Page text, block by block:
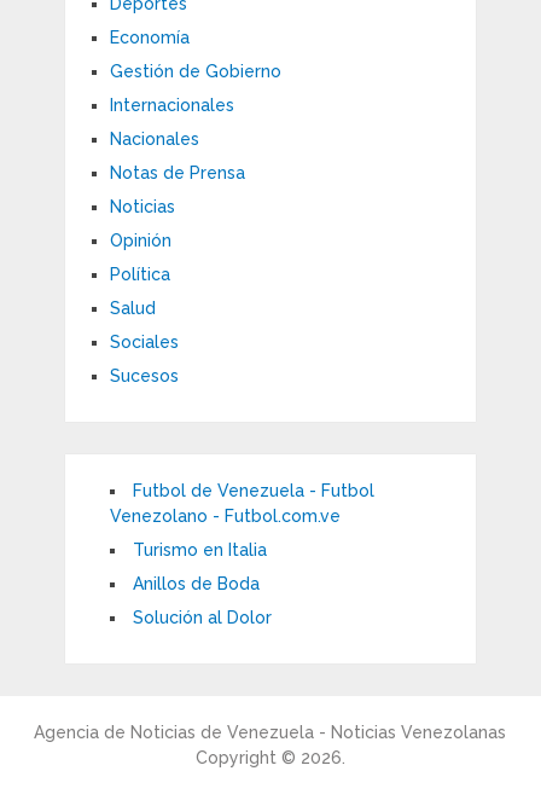
Economía
Gestión de Gobierno
Internacionales
Nacionales
Notas de Prensa
Noticias
Opinión
Política
Salud
Sociales
Sucesos
Futbol de Venezuela - Futbol
Venezolano - Futbol.com.ve
Turismo en Italia
Anillos de Boda
Solución al Dolor
Agencia de Noticias de Venezuela - Noticias Venezolanas
Copyright © 2026.